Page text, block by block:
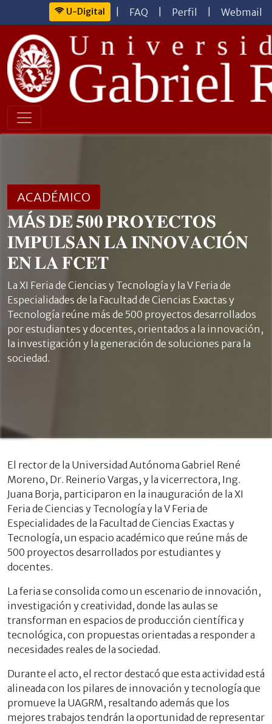
U-Digital FAQ Perfil Webmail
ACADÉMICO
𝐌Á𝐒 𝐃𝐄 𝟓𝟎𝟎 𝐏𝐑𝐎𝐘𝐄𝐂𝐓𝐎𝐒
𝐈𝐌𝐏𝐔𝐋𝐒𝐀𝐍 𝐋𝐀 𝐈𝐍𝐍𝐎𝐕𝐀𝐂𝐈Ó𝐍
𝐄𝐍 𝐋𝐀 𝐅𝐂𝐄𝐓
La XI Feria de Ciencias y Tecnología y la V Feria de
Especialidades de la Facultad de Ciencias Exactas y
Tecnología reúne más de 500 proyectos desarrollados
por estudiantes y docentes, orientados a la innovación,
la investigación y la generación de soluciones para la
sociedad.
El rector de la Universidad Autónoma Gabriel René
Moreno, Dr. Reinerio Vargas, y la vicerrectora, Ing.
Juana Borja, participaron en la inauguración de la XI
Feria de Ciencias y Tecnología y la V Feria de
Especialidades de la Facultad de Ciencias Exactas y
Tecnología, un espacio académico que reúne más de
500 proyectos desarrollados por estudiantes y
docentes.
La feria se consolida como un escenario de innovación,
investigación y creatividad, donde las aulas se
transforman en espacios de producción científica y
tecnológica, con propuestas orientadas a responder a
necesidades reales de la sociedad.
Durante el acto, el rector destacó que esta actividad está
alineada con los pilares de innovación y tecnología que
promueve la UAGRM, resaltando además que los
mejores trabajos tendrán la oportunidad de representar